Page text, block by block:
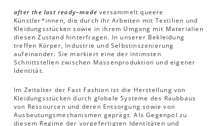
after the last ready–made versammelt queere
Künstler*innen, die durch ihr Arbeiten mit Textilien und
Kleidungsstücken sowie in ihrem Umgang mit Materialien
diesen Zustand hinterfragen. In unserer Bekleidung
treffen Körper, Industrie und Selbstinszenierung
aufeinander. Sie markiert eine der intimsten
Schnittstellen zwischen Massenproduktion und eigener
Identität.
Im Zeitalter der Fast Fashion ist die Herstellung von
Kleidungsstücken durch globale Systeme des Raubbaus
von Ressourcen und deren Entsorgung sowie von
Ausbeutungsmechanismen geprägt. Als Gegenpol zu
diesem Regime der vorgefertigten Identitäten und